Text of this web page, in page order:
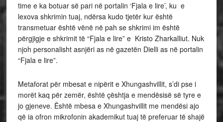
time e ka botuar së pari në portalin ‘Fjala e lire’, ku e
lexova shkrimin tuaj, ndërsa kudo tjetër kur është
transmetuar është vënë në pah se shkrimi im është
përgjigje e shkrimit të “Fjala e lire” e Kristo Zharkalliut. Nuk
njoh personalisht asnjëri as në gazetën Dielli as në portalin
“Fjala e lire”.
Metaforat për mbesat e nipërit e Xhungashvillit, s’di pse i
morët kaq për zemër, është çështja e mendësisë së tyre e
jo gjeneve. Është mbesa e Xhungashvillit me mendësi ajo
që ia ofron mikrofonin akademikut tuaj të preferuar të shajë